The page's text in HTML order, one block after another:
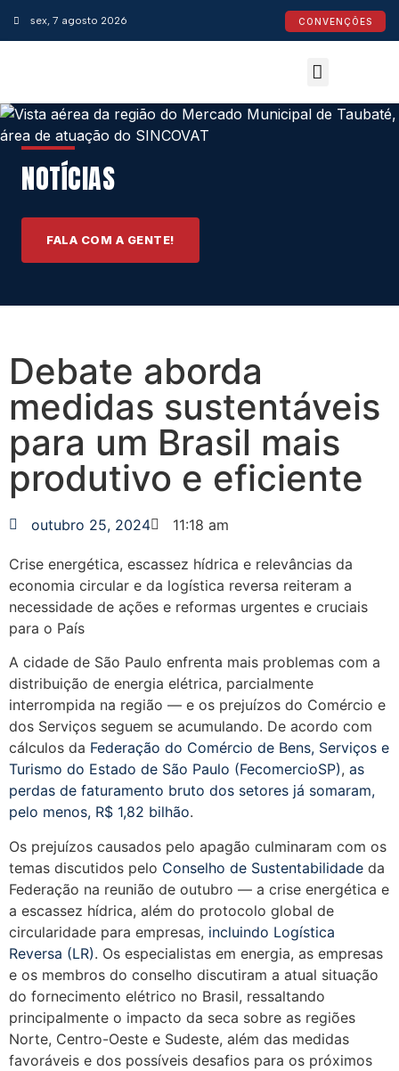
sex, 7 agosto 2026 CONVENÇÕES
NOTÍCIAS
FALA COM A GENTE!
Debate aborda
medidas sustentáveis
para um Brasil mais
produtivo e eficiente
outubro 25, 2024 11:18 am
Crise energética, escassez hídrica e relevâncias da
economia circular e da logística reversa reiteram a
necessidade de ações e reformas urgentes e cruciais
para o País
A cidade de São Paulo enfrenta mais problemas com a
distribuição de energia elétrica, parcialmente
interrompida na região — e os prejuízos do Comércio e
dos Serviços seguem se acumulando. De acordo com
cálculos da Federação do Comércio de Bens, Serviços e
Turismo do Estado de São Paulo (FecomercioSP), as
perdas de faturamento bruto dos setores já somaram,
pelo menos, R$ 1,82 bilhão.
Os prejuízos causados pelo apagão culminaram com os
temas discutidos pelo Conselho de Sustentabilidade da
Federação na reunião de outubro — a crise energética e
a escassez hídrica, além do protocolo global de
circularidade para empresas, incluindo Logística
Reversa (LR). Os especialistas em energia, as empresas
e os membros do conselho discutiram a atual situação
do fornecimento elétrico no Brasil, ressaltando
principalmente o impacto da seca sobre as regiões
Norte, Centro-Oeste e Sudeste, além das medidas
favoráveis e dos possíveis desafios para os próximos